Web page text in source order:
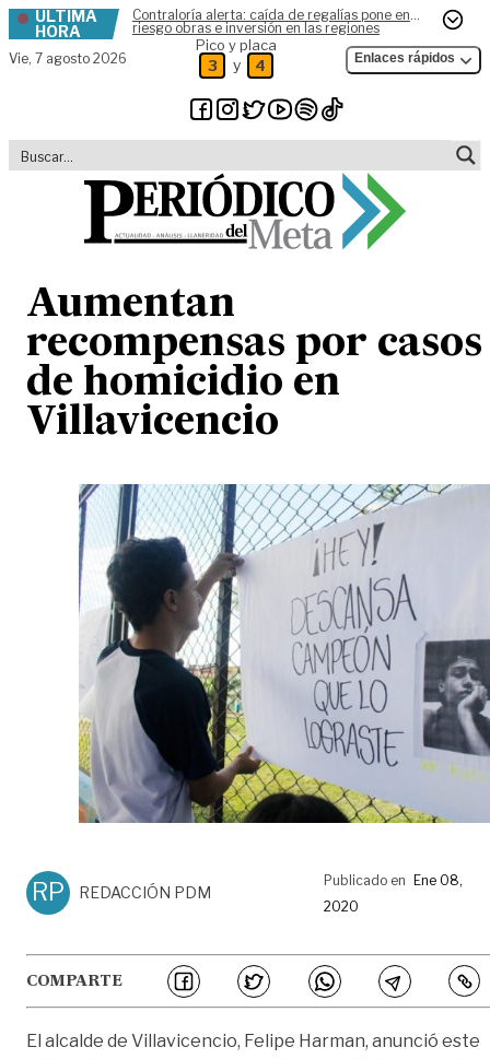
Skip to content
ÚLTIMA
HORA
Contraloría alerta: caída de regalías pone en
riesgo obras e inversión en las regiones
Vie, 7 agosto 2026
Pico y placa
3 y 4 Enlaces rápidos
Aumentan
recompensas por casos
de homicidio en
Villavicencio
RP REDACCIÓN PDM
Publicado en Ene 08,
2020
COMPARTE
El alcalde de Villavicencio, Felipe Harman, anunció este